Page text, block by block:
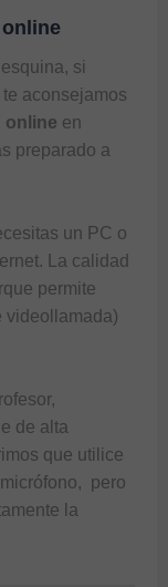
online
si
aconsejamos
online
preparado a
un PC o
La calidad
permite
videollamada)
de alta
que utilice
pero
la